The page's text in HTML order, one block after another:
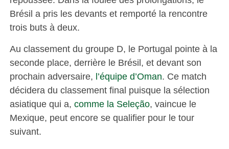
Brésil a pris les devants et remporté la rencontre
trois buts à deux.
Au classement du groupe D, le Portugal pointe à la
seconde place, derrière le Brésil, et devant son
prochain adversaire, l’équipe d’Oman. Ce match
décidera du classement final puisque la sélection
asiatique qui a, comme la Seleção, vaincue le
Mexique, peut encore se qualifier pour le tour
suivant.